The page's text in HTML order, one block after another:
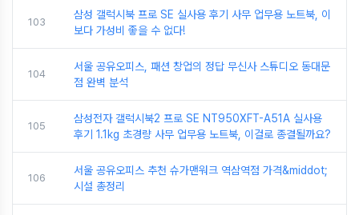
103
삼성 갤럭시북 프로 SE 실사용 후기 사무 업무용 노트북, 이
보다 가성비 좋을 수 없다!
104
서울 공유오피스, 패션 창업의 정답 무신사 스튜디오 동대문
점 완벽 분석
105
삼성전자 갤럭시북2 프로 SE NT950XFT-A51A 실사용
후기 1.1kg 초경량 사무 업무용 노트북, 이걸로 종결될까요?
106
서울 공유오피스 추천 슈가맨워크 역삼역점 가격&middot;
시설 총정리